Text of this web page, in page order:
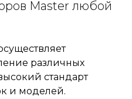
Master любой
различных
стандарт
и моделей.